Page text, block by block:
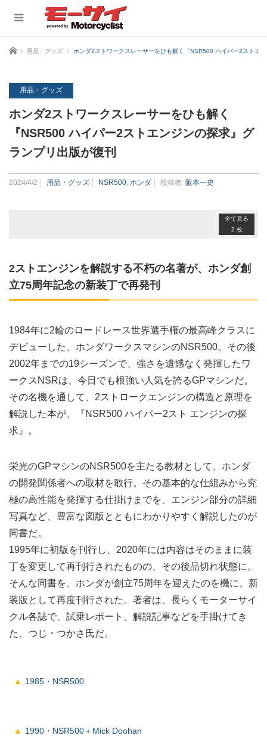
ホーム 用品・グッズ ホンダ2ストワークスレーサーをひも解く『NSR500 ハイパー2ストエ
用品・グッズ
ホンダ2ストワークスレーサーをひも解く
『NSR500 ハイパー2ストエンジンの探求』グ
ランプリ出版が復刊
2024/4/2 用品・グッズ NSR500 ホンダ 投稿者: 阪本一史
全て見る
2 枚
2ストエンジンを解説する不朽の名著が、ホンダ創
立75周年記念の新装丁で再発刊
1984年に2輪のロードレース世界選手権の最高峰クラスに
デビューした、ホンダワークスマシンのNSR500。その後
2002年までの19シーズンで、強さを遺憾なく発揮したワ
ークスNSRは、今日でも根強い人気を誇るGPマシンだ。
その名機を通して、2ストロークエンジンの構造と原理を
解説した本が、『NSR500 ハイパー2スト エンジンの探
求』。
栄光のGPマシンのNSR500を主たる教材として、ホンダ
の開発関係者への取材を敢行。その基本的な仕組みから究
極の高性能を発揮する仕掛けまでを、エンジン部分の詳細
写真など、豊富な図版とともにわかりやすく解説したのが
同書だ。
1995年に初版を刊行し、2020年には内容はそのままに装
丁を変更して再刊行されたものの、その後品切れ状態に。
そんな同書を、ホンダが創立75周年を迎えたのを機に、新
装版として再度刊行された。著者は、長らくモーターサイ
クル各誌で、試乗レポート、解説記事などを手掛けてき
た、つじ・つかさ氏だ。
1985・NSR500
1990・NSR500＋Mick Doohan